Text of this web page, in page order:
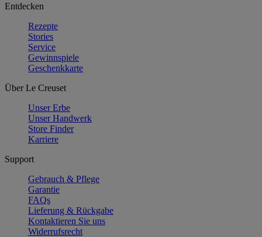
Entdecken
Rezepte
Stories
Service
Gewinnspiele
Geschenkkarte
Über Le Creuset
Unser Erbe
Unser Handwerk
Store Finder
Karriere
Support
Gebrauch & Pflege
Garantie
FAQs
Lieferung & Rückgabe
Kontaktieren Sie uns
Widerrufsrecht